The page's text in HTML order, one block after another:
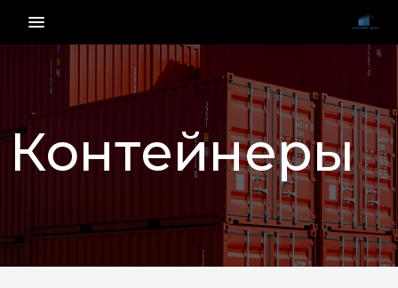
menu_vert
Контейнеры
НАЗАД ВПЕРЕД